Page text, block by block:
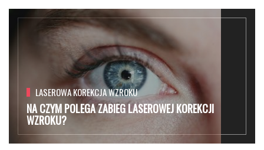
LASEROWA KOREKCJA WZROKU
NA CZYM POLEGA ZABIEG LASEROWEJ KOREKCJI
WZROKU?